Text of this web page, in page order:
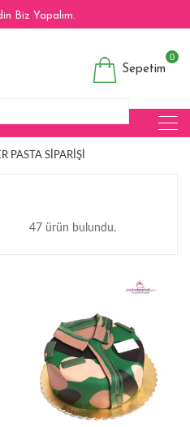
Biz Yapalım.
Sepetim
0
PASTA SIPARIŞI
47 ürün bulundu.